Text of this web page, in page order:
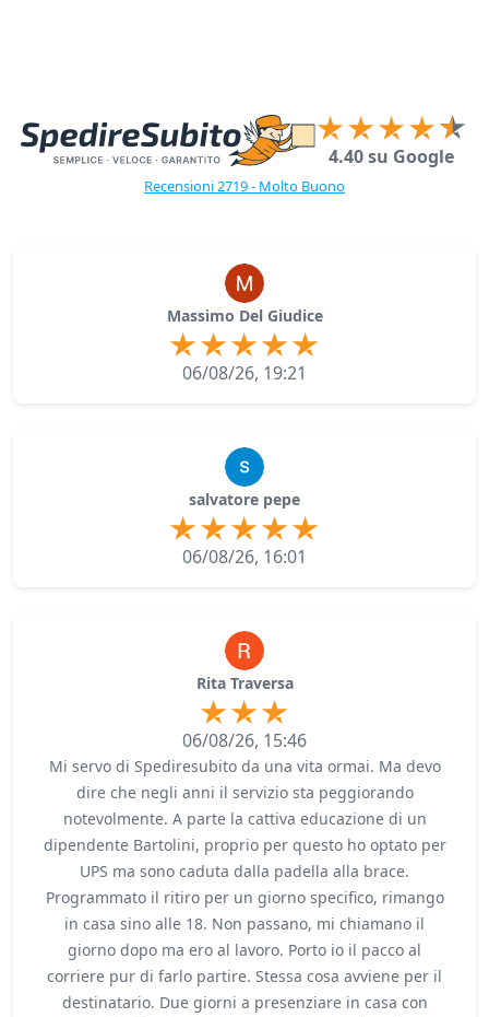
4.40 su Google
Recensioni 2719 - Molto Buono
Massimo Del Giudice
06/08/26, 19:21
salvatore pepe
06/08/26, 16:01
Rita Traversa
06/08/26, 15:46
Mi servo di Spediresubito da una vita ormai. Ma devo
dire che negli anni il servizio sta peggiorando
notevolmente. A parte la cattiva educazione di un
dipendente Bartolini, proprio per questo ho optato per
UPS ma sono caduta dalla padella alla brace.
Programmato il ritiro per un giorno specifico, rimango
in casa sino alle 18. Non passano, mi chiamano il
giorno dopo ma ero al lavoro. Porto io il pacco al
corriere pur di farlo partire. Stessa cosa avviene per il
destinatario. Due giorni a presenziare in casa con